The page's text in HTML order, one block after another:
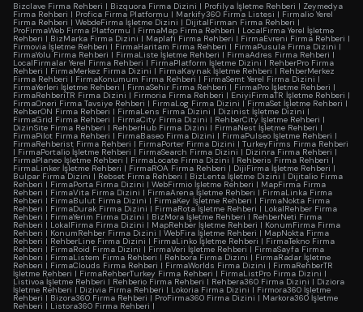
Bizclave Firma Rehberi | Bizquora Firma Dizini | Profilya İşletme Rehberi | Zeymedya
Firma Rehberi | Profica Firma Platformu | Markify360 Firma Listesi | Firmalio Yerel
Firma Rehberi | WebdeFirma İşletme Dizini | DijitalFirman Firma Rehberi |
ProFirmaWeb Firma Platformu | FirmaMap Firma Rehberi | LocalFirma Yerel İşletme
Rehberi | BizMarka Firma Dizini | Maplafi Firma Rehberi | FirmaEvreni Firma Rehberi |
Firmovia İşletme Rehberi | FirmaHaritam Firma Rehberi | FirmaPusula Firma Dizini |
FirmaYolu Firma Rehberi | FirmaListe İşletme Rehberi | FirmaAdres Firma Rehberi |
LocalFirmalar Yerel Firma Rehberi | FirmaPlatform İşletme Dizini | RehberPro Firma
Rehberi | FirmaMerkez Firma Dizini | FirmaKaynak İşletme Rehberi | RehberMerkez
Firma Rehberi | FirmaKonumum Firma Rehberi | FirmaSemt Yerel Firma Dizini |
FirmaYerleri İşletme Rehberi | FirmaSehir Firma Rehberi | FirmaPro İşletme Rehberi |
FirmaRehberiTR Firma Dizini | Firmoria Firma Rehberi | EniyiFirmaTR İşletme Rehberi |
FirmaOneri Firma Tavsiye Rehberi | FirmaLog Firma Dizini |FirmaSet İşletme Rehberi |
RehberON Firma Rehberi | FirmaLens Firma Dizini | Dizinist İşletme Dizini |
FirmaGrid Firma Rehberi | FirmaCity Firma Dizini | RehberCity İşletme Rehberi |
DizinSite Firma Rehberi | RehberHub Firma Dizini | FirmaNest İşletme Rehberi |
FirmaPilot Firma Rehberi | FirmaBaseo Firma Dizini | FirmaPulseo İşletme Rehberi |
FirmaRehberist Firma Rehberi | FirmaPorter Firma Dizini | TurkeyFirms Firma Rehberi
| FirmaPortalio İşletme Rehberi | FirmaSearch Firma Dizini | Dizinra Firma Rehberi |
FirmaPlaneo İşletme Rehberi | FirmaLocate Firma Dizini | Rehberis Firma Rehberi |
FirmaLinker İşletme Rehberi | FirmaROA Firma Rehberi | DijiFirma İşletme Rehberi |
Bulpar Firma Dizini | Rebset Firma Rehberi | BizLenta İşletme Dizini | Dijitalio Firma
Rehberi | FirmaPorta Firma Dizini | WebFirmio İşletme Rehberi | MapFirma Firma
Rehberi | FirmaVita Firma Dizini | FirmaArena İşletme Rehberi | FirmaLinka Firma
Rehberi | FirmaBulut Firma Dizini | FirmaKey İşletme Rehberi | FirmaNokta Firma
Rehberi | FirmaDurak Firma Dizini | FirmaRota İşletme Rehberi | LokalRehber Firma
Rehberi | FirmaYerim Firma Dizini | BizMora İşletme Rehberi | RehberNeti Firma
Rehberi | LokalFirma Firma Dizini | MapRehber İşletme Rehberi | KonumFirma Firma
Rehberi | KonumRehber Firma Dizini | WebFira İşletme Rehberi | MapNokta Firma
Rehberi | RehberLine Firma Dizini | FirmaLinko İşletme Rehberi | FirmaTekno Firma
Rehberi | FirmaRoid Firma Dizini | FirmaVeri İşletme Rehberi | FirmaSayfa Firma
Rehberi | FirmaListem Firma Rehberi | Rehbora Firma Dizini | FirmaRadar İşletme
Rehberi | FirmaClouds Firma Rehberi | FirmaWorlds Firma Dizini | FirmaRehberTR
İşletme Rehberi | FirmaRehberTurkey Firma Rehberi | FirmaListPro Firma Dizini |
Listivoa İşletme Rehberi | Rehberio Firma Rehberi | Rehbera360 Firma Dizini | Diziora
İşletme Rehberi | Dizivia Firma Rehberi | Lokoria Firma Dizini | Firmora360 İşletme
Rehberi | Bizora360 Firma Rehberi | ProFirma360 Firma Dizini | Markora360 İşletme
Rehberi | Listora360 Firma Rehberi |